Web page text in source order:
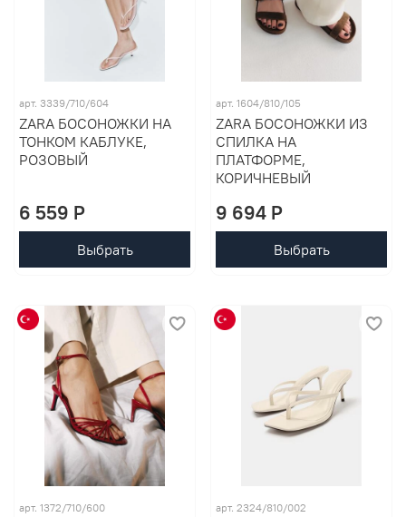
арт. 3339/710/604
ZARA БОСОНОЖКИ НА
ТОНКОМ КАБЛУКЕ,
РОЗОВЫЙ
6 559 P
Выбрать
арт. 1604/810/105
ZARA БОСОНОЖКИ ИЗ
СПИЛКА НА
ПЛАТФОРМЕ,
КОРИЧНЕВЫЙ
9 694 P
Выбрать
арт. 1372/710/600 арт. 2324/810/002